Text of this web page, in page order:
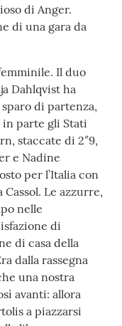
di Anger.
di una gara da
Il duo
Dahlqvist ha
di partenza,
in parte gli Stati
staccate di 2″9,
e Nadine
per l’Italia con
Le azzurre,
nelle
di
di casa della
dalla rassegna
una nostra
avanti: allora
a piazzarsi